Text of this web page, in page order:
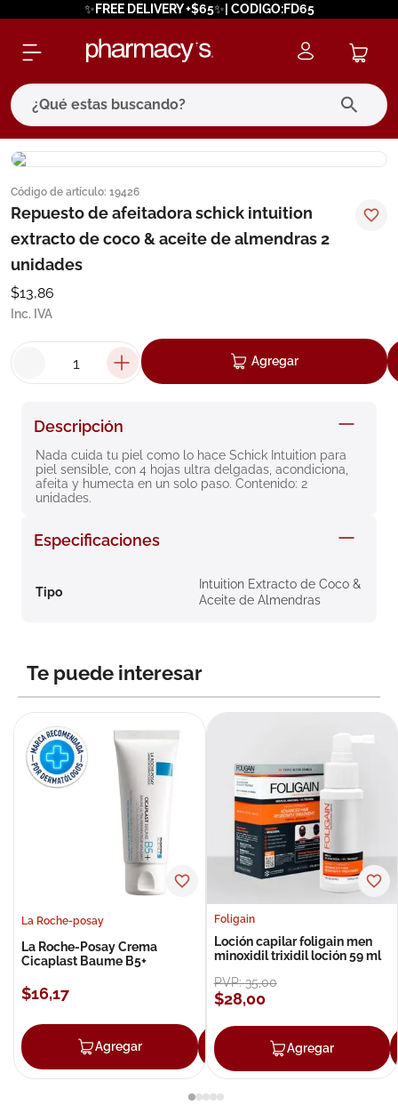
✨FREE DELIVERY +$65✨| CODIGO:FD65
¿Qué estas buscando?
Código de artículo: 19426
Repuesto de afeitadora schick intuition
extracto de coco & aceite de almendras 2
unidades
$13,86
Inc. IVA
Agregar
Descripción
Nada cuida tu piel como lo hace Schick Intuition para
piel sensible, con 4 hojas ultra delgadas, acondiciona,
afeita y humecta en un solo paso. Contenido: 2
unidades.
Especificaciones
Tipo
Intuition Extracto de Coco &
Aceite de Almendras
Te puede interesar
La Roche-posay
La Roche-Posay Crema
Cicaplast Baume B5+
$16,17
Agregar Agregar
Foligain
Loción capilar foligain men
minoxidil trixidil loción 59 ml
PVP:35,00
$28,00
Agregar
términos más buscados
1. eucerin
3. bioderma
4.
5.
7. isdin
10.pañales